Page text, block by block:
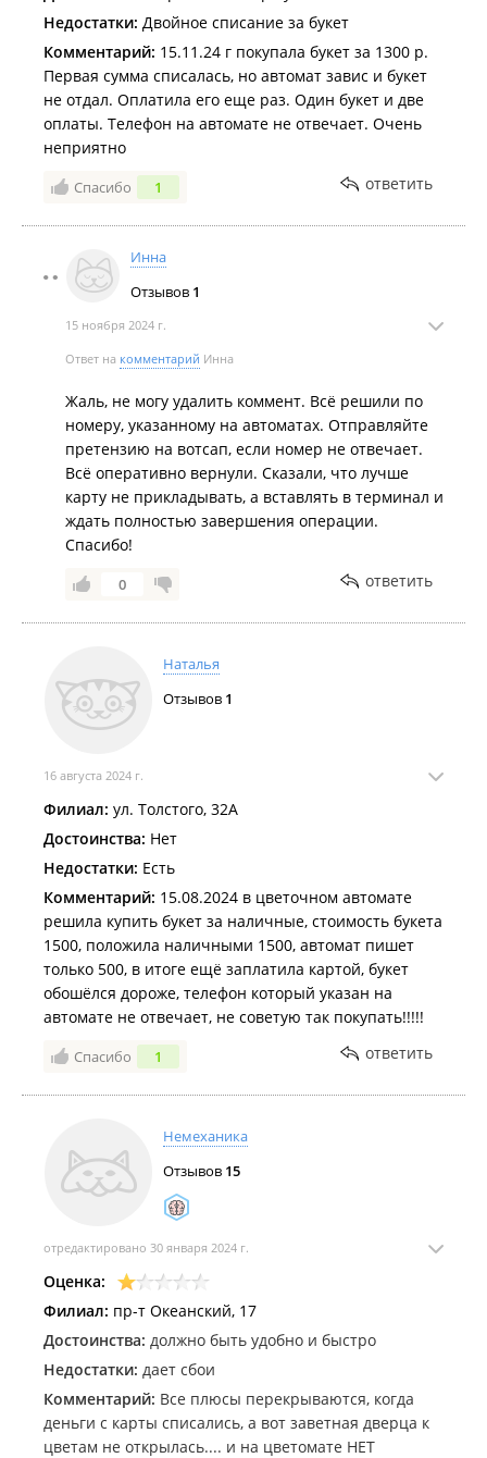
Недостатки: Двойное списание за букет
Комментарий: 15.11.24 г покупала букет за 1300 р.
Первая сумма списалась, но автомат завис и букет
не отдал. Оплатила его еще раз. Один букет и две
оплаты. Телефон на автомате не отвечает. Очень
неприятно
Спасибо 1 ответить
Инна
Отзывов 1
15 ноября 2024 г.
Ответ на комментарий Инна
Жаль, не могу удалить коммент. Всё решили по
номеру, указанному на автоматах. Отправляйте
претензию на вотсап, если номер не отвечает.
Всё оперативно вернули. Сказали, что лучше
карту не прикладывать, а вставлять в терминал и
ждать полностью завершения операции.
Спасибо!
0 ответить
Наталья
Отзывов 1
16 августа 2024 г.
Филиал: ул. Толстого, 32А
Достоинства: Нет
Недостатки: Есть
Комментарий: 15.08.2024 в цветочном автомате
решила купить букет за наличные, стоимость букета
1500, положила наличными 1500, автомат пишет
только 500, в итоге ещё заплатила картой, букет
обошёлся дороже, телефон который указан на
автомате не отвечает, не советую так покупать!!!!!
Спасибо 1 ответить
Немеханика
Отзывов 15
отредактировано 30 января 2024 г.
Оценка:
Филиал: пр-т Океанский, 17
Достоинства: должно быть удобно и быстро
Недостатки: дает сбои
Комментарий: Все плюсы перекрываются, когда
деньги с карты списались, а вот заветная дверца к
цветам не открылась.... и на цветомате НЕТ